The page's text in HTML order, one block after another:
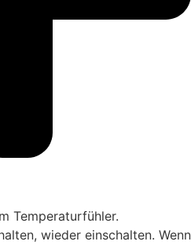
Temperaturfühler.
wieder einschalten. Wenn